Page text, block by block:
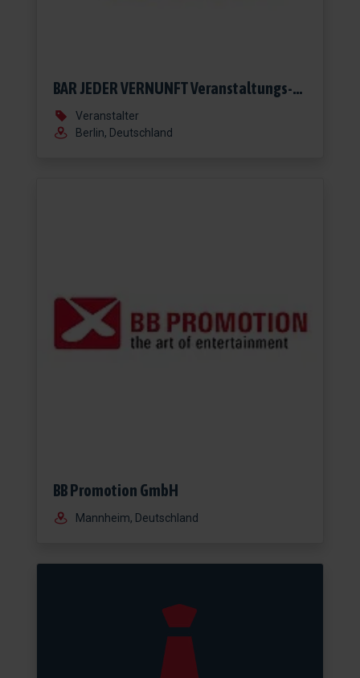
BAR JEDER VERNUNFT Veranstaltungs-Organisations-GmbH
Veranstalter
Berlin, Deutschland
BB Promotion GmbH
Mannheim, Deutschland